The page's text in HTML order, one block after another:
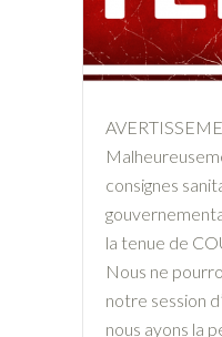
consignes
la tenue de
Nous ne
notre session
nous ayons la